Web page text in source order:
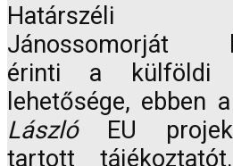
Határszéli
Jánossomorját
érinti a külföldi
lehetősége, ebben
LászlóEU
tartott